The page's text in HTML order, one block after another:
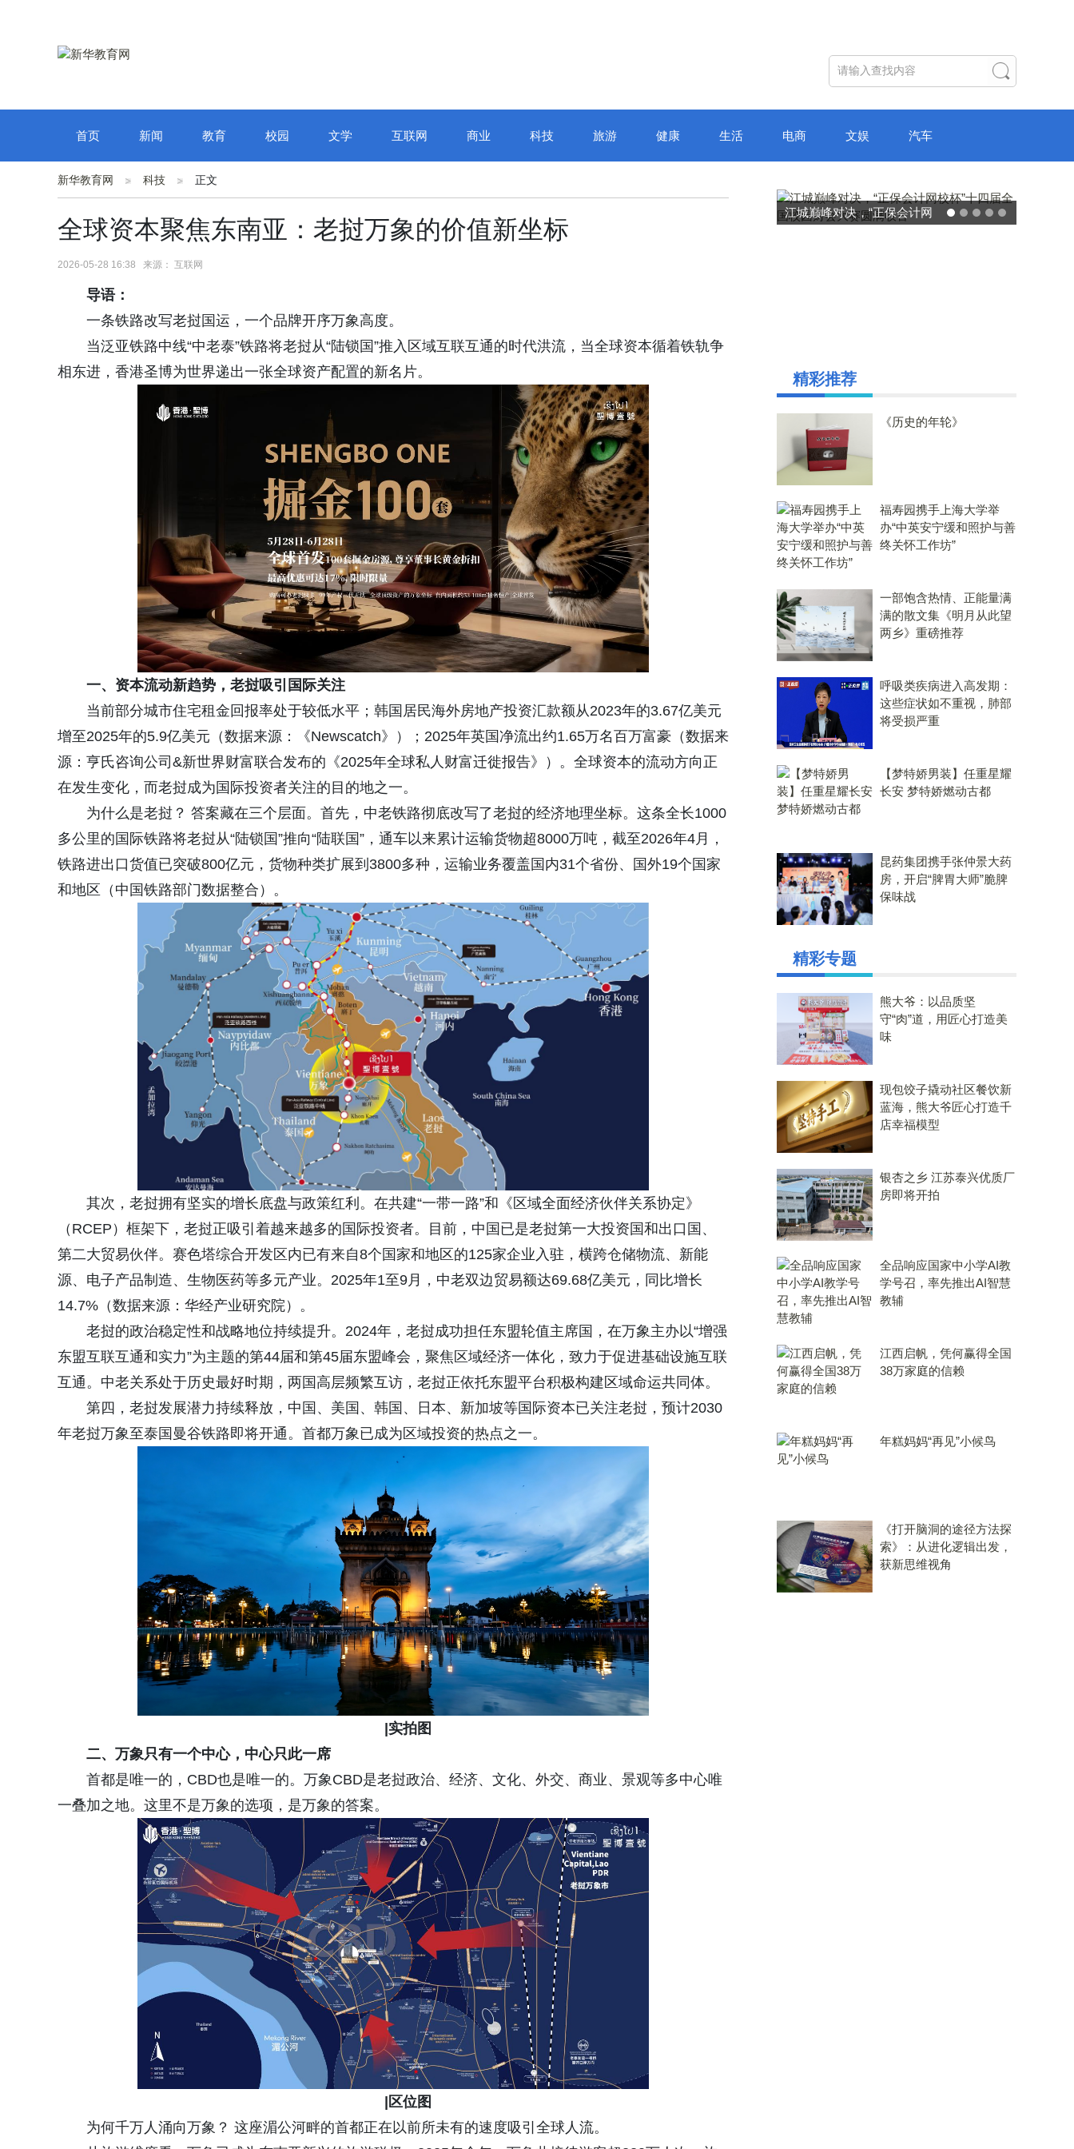
首页 新闻 教育 校园 文学 互联网 商业 科技 旅游 健康 生活 电商 文娱 汽车
新华教育网 科技 正文
全球资本聚焦东南亚：老挝万象的价值新坐标
2026-05-28 16:38 来源： 互联网
导语：
一条铁路改写老挝国运，一个品牌开序万象高度。
当泛亚铁路中线“中老泰”铁路将老挝从“陆锁国”推入区域互联互通的时代洪流，当全球资本循着铁轨争
相东进，香港圣博为世界递出一张全球资产配置的新名片。
一、 资本流动新趋势，老挝吸引国际关注
当前部分城市住宅租金回报率处于较低水平；韩国居民海外房地产投资汇款额从2023年的3.67亿美元
增至2025年的5.9亿美元（数据来源：《Newscatch》）；2025年英国净流出约1.65万名百万富豪（数据来
源：亨氏咨询公司&新世界财富联合发布的《2025年全球私人财富迁徙报告》）。全球资本的流动方向正
在发生变化，而老挝成为国际投资者关注的目的地之一。
为什么是老挝？ 答案藏在三个层面。首先，中老铁路彻底改写了老挝的经济地理坐标。这条全长1000
多公里的国际铁路将老挝从“陆锁国”推向“陆联国”，通车以来累计运输货物超8000万吨，截至2026年4月，
铁路进出口货值已突破800亿元，货物种类扩展到3800多种，运输业务覆盖国内31个省份、国外19个国家
和地区（中国铁路部门数据整合）。
其次，老挝拥有坚实的增长底盘与政策红利。在共建“一带一路”和《区域全面经济伙伴关系协定》
（RCEP）框架下，老挝正吸引着越来越多的国际投资者。目前，中国已是老挝第一大投资国和出口国、
第二大贸易伙伴。赛色塔综合开发区内已有来自8个国家和地区的125家企业入驻，横跨仓储物流、新能
源、电子产品制造、生物医药等多元产业。2025年1至9月，中老双边贸易额达69.68亿美元，同比增长
14.7%（数据来源：华经产业研究院）。
老挝的政治稳定性和战略地位持续提升。2024年，老挝成功担任东盟轮值主席国，在万象主办以“增强
东盟互联互通和实力”为主题的第44届和第45届东盟峰会，聚焦区域经济一体化，致力于促进基础设施互联
互通。中老关系处于历史最好时期，两国高层频繁互访，老挝正依托东盟平台积极构建区域命运共同体。
第四，老挝发展潜力持续释放，中国、美国、韩国、日本、新加坡等国际资本已关注老挝，预计2030
年老挝万象至泰国曼谷铁路即将开通。首都万象已成为区域投资的热点之一。
|实拍图
二、万象只有一个中心，中心只此一席
首都是唯一的，CBD也是唯一的。万象CBD是老挝政治、经济、文化、外交、商业、景观等多中心唯
一叠加之地。这里不是万象的选项，是万象的答案。
|区位图
为何千万人涌向万象？ 这座湄公河畔的首都正在以前所未有的速度吸引全球人流。
破局“纸面教育”：理想树AI自
精彩推荐
《历史的年轮》
福寿园携手上海大学举
办“中英安宁缓和照护与善
终关怀工作坊”
一部饱含热情、正能量满
满的散文集《明月从此望
两乡》重磅推荐
呼吸类疾病进入高发期：
这些症状如不重视，肺部
将受损严重
【梦特娇男装】任重星耀
长安 梦特娇燃动古都
昆药集团携手张仲景大药
房，开启“脾胃大师”脆脾
保味战
精彩专题
熊大爷：以品质坚
守“肉”道，用匠心打造美
味
现包饺子撬动社区餐饮新
蓝海，熊大爷匠心打造千
店幸福模型
银杏之乡 江苏泰兴优质厂
房即将开拍
全品响应国家中小学AI教
学号召，率先推出AI智慧
教辅
江西启帆，凭何赢得全国
38万家庭的信赖
年糕妈妈“再见”小候鸟
《打开脑洞的途径方法探
索》：从进化逻辑出发，
获新思维视角